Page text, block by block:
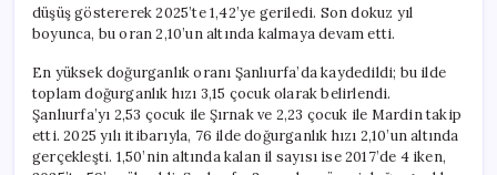
düşüş göstererek 2025’te 1,42’ye geriledi. Son dokuz yıl
boyunca, bu oran 2,10’un altında kalmaya devam etti.
En yüksek doğurganlık oranı Şanlıurfa’da kaydedildi; bu ilde
toplam doğurganlık hızı 3,15 çocuk olarak belirlendi.
Şanlıurfa’yı 2,53 çocuk ile Şırnak ve 2,23 çocuk ile Mardin takip
etti. 2025 yılı itibarıyla, 76 ilde doğurganlık hızı 2,10’un altında
gerçekleşti. 1,50’nin altında kalan il sayısı ise 2017’de 4 iken,